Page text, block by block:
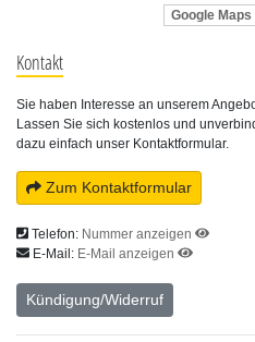
Google
Kontakt
Sie haben Interesse an unserem
Lassen Sie sich kostenlos und
dazu einfach unser Kontaktformular.
Zum Kontaktformular
Telefon: Nummer anzeigen
E-Mail: E-Mail anzeigen
Kündigung/Widerruf